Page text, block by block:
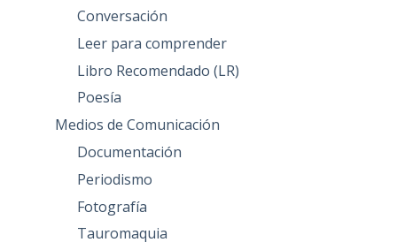
Conversación
Leer para comprender
Libro Recomendado (LR)
Poesía
Medios de Comunicación
Documentación
Periodismo
Fotografía
Tauromaquia